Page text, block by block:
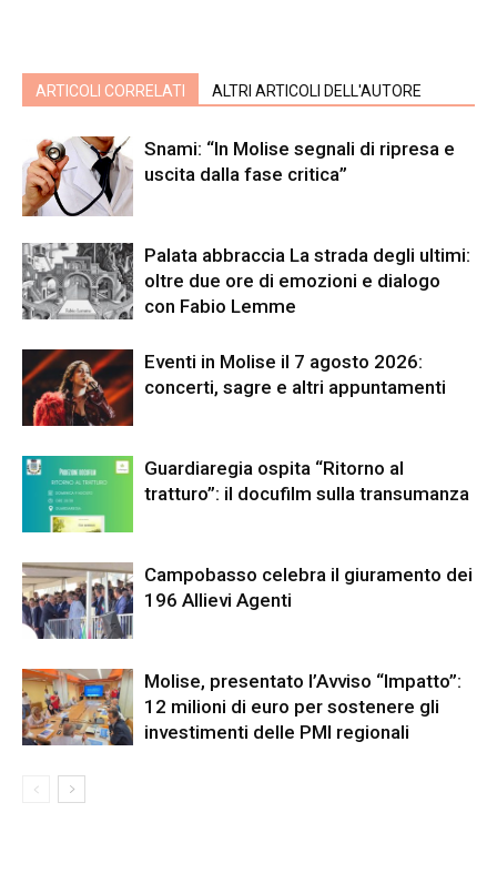
ARTICOLI CORRELATI ALTRI ARTICOLI DELL'AUTORE
Snami: “In Molise segnali di ripresa e
uscita dalla fase critica”
Palata abbraccia La strada degli ultimi:
oltre due ore di emozioni e dialogo
con Fabio Lemme
Eventi in Molise il 7 agosto 2026:
concerti, sagre e altri appuntamenti
Guardiaregia ospita “Ritorno al
tratturo”: il docufilm sulla transumanza
Campobasso celebra il giuramento dei
196 Allievi Agenti
Molise, presentato l’Avviso “Impatto”:
12 milioni di euro per sostenere gli
investimenti delle PMI regionali